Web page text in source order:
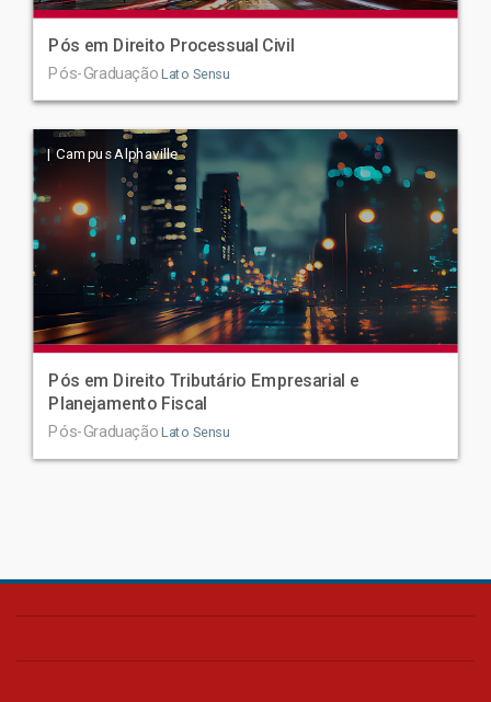
Pós em Direito Processual Civil
Pós-Graduação Lato Sensu
| Campus Alphaville
Pós em Direito Tributário Empresarial e
Planejamento Fiscal
Pós-Graduação Lato Sensu